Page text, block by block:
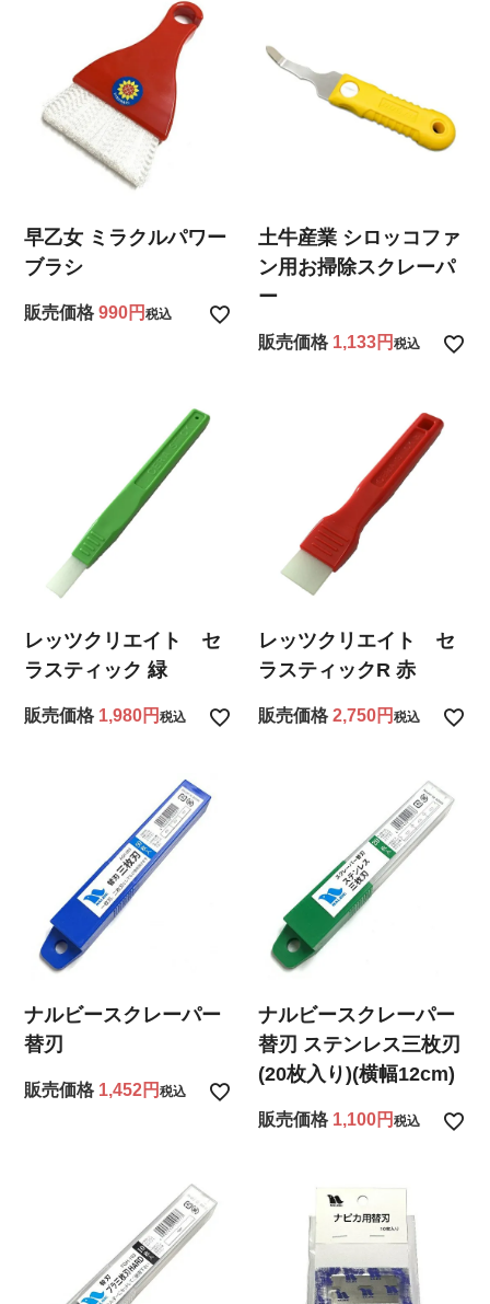
早乙女 ミラクルパワー
ブラシ
販売価格 990 税込
土牛産業 シロッコファ
ン用お掃除スクレーパ
ー
販売価格 1,133 税込
レッツクリエイト セ
ラスティック 緑
販売価格 1,980 税込
レッツクリエイト セ
ラスティックR 赤
販売価格 2,750 税込
ナルビースクレーパー
替刃
販売価格 1,452 税込
ナルビースクレーパー
替刃 ステンレス三枚刃
(20枚入り)(横幅12cm)
販売価格 1,100 税込